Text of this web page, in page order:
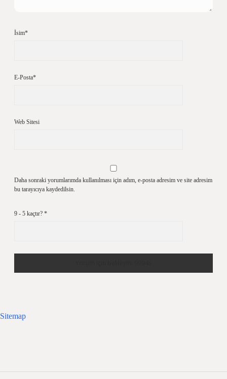
İsim*
E-Posta*
Web Sitesi
Daha sonraki yorumlarımda kullanılması için adım, e-posta adresim ve site adresim
bu tarayıcıya kaydedilsin.
9 - 5 kaçtır? *
Sitemap